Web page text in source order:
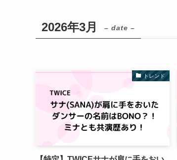
2026年3月 – date –
トレンド